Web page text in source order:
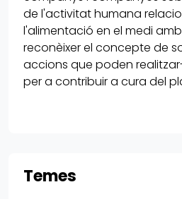
de l'activitat humana
l'alimentació en el medi
reconèixer el concepte de
accions que poden
per a contribuir a cura del
Temes